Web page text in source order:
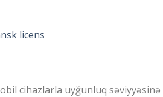
licens
cihazlarla uyğunluq səviyyəsinə